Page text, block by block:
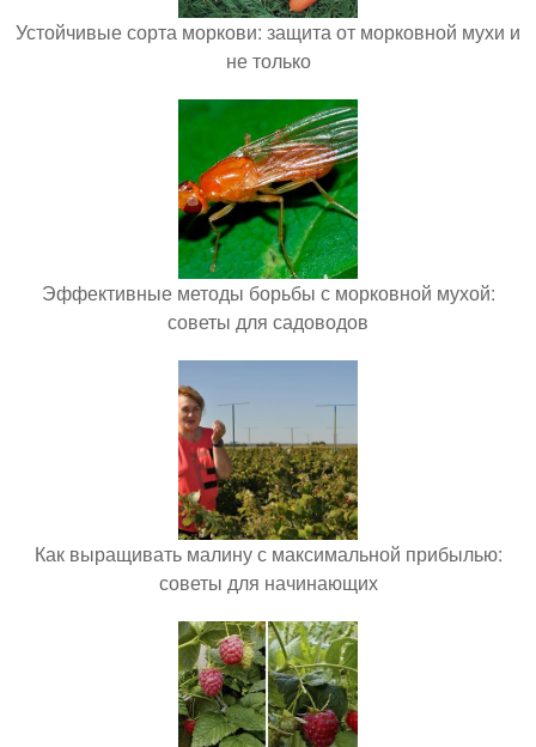
Устойчивые сорта моркови: защита от морковной мухи и
не только
Эффективные методы борьбы с морковной мухой:
советы для садоводов
Как выращивать малину с максимальной прибылью:
советы для начинающих